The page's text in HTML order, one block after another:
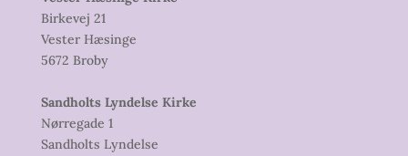
Birkevej 21
Vester Hæsinge
5672 Broby
Sandholts Lyndelse Kirke
Nørregade 1
Sandholts Lyndelse